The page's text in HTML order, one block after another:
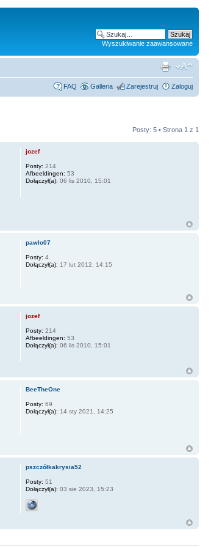
Wyszukiwanie zaawansowane
FAQ Galleria Zarejestruj Zaloguj
Posty: 5 • Strona 1 z 1
jozef
Posty: 214
Afbeeldingen: 53
Dołączył(a): 06 lis 2010, 15:01
pawlo07
Posty: 4
Dołączył(a): 17 lut 2012, 14:15
jozef
Posty: 214
Afbeeldingen: 53
Dołączył(a): 06 lis 2010, 15:01
BeeTheOne
Posty: 69
Dołączył(a): 14 sty 2021, 14:25
pszczółkakrysia52
Posty: 51
Dołączył(a): 03 sie 2023, 15:23